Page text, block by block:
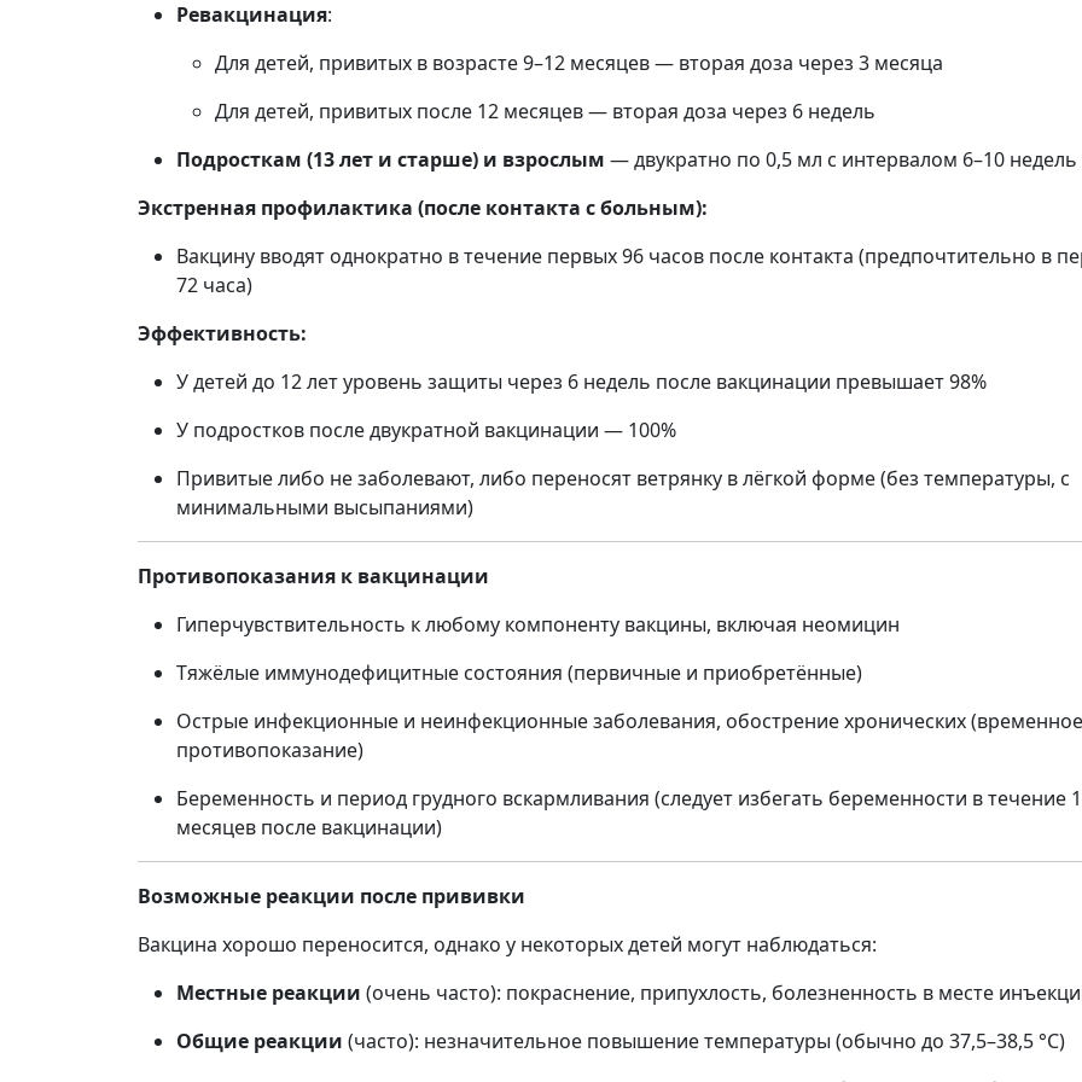
Ревакцинация:
Для детей, привитых в возрасте 9–12 месяцев — вторая доза через 3 месяца
Для детей, привитых после 12 месяцев — вторая доза через 6 недель
Подросткам (13 лет и старше) и взрослым — двукратно по 0,5 мл с интервалом 6–10 недель
Экстренная профилактика (после контакта с больным):
Вакцину вводят однократно в течение первых 96 часов после контакта (предпочтительно в
72 часа)
Эффективность:
У детей до 12 лет уровень защиты через 6 недель после вакцинации превышает 98%
У подростков после двукратной вакцинации — 100%
Привитые либо не заболевают, либо переносят ветрянку в лёгкой форме (без температуры, с
минимальными высыпаниями)
Противопоказания к вакцинации
Гиперчувствительность к любому компоненту вакцины, включая неомицин
Тяжёлые иммунодефицитные состояния (первичные и приобретённые)
Острые инфекционные и неинфекционные заболевания, обострение хронических (временное
противопоказание)
Беременность и период грудного вскармливания (следует избегать беременности в течение
месяцев после вакцинации)
Возможные реакции после прививки
Вакцина хорошо переносится, однако у некоторых детей могут наблюдаться:
Местные реакции (очень часто): покраснение, припухлость, болезненность в месте
Общие реакции (часто): незначительное повышение температуры (обычно до 37,5–38,5 °C)